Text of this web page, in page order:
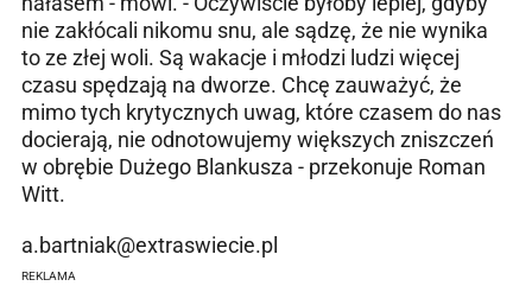
nie zakłócali nikomu snu, ale sądzę, że nie wynika
to ze złej woli. Są wakacje i młodzi ludzi więcej
czasu spędzają na dworze. Chcę zauważyć, że
mimo tych krytycznych uwag, które czasem do nas
docierają, nie odnotowujemy większych zniszczeń
w obrębie Dużego Blankusza - przekonuje Roman
Witt.
a.bartniak@extraswiecie.pl
REKLAMA